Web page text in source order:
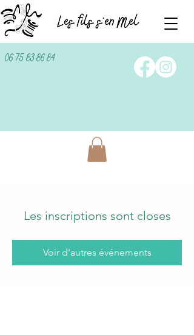
06 75 83 86 84
Les inscriptions sont closes
Voir d'autres événements